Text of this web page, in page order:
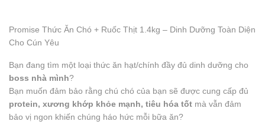
Promise Thức Ăn Chó + Ruốc Thịt 1.4kg – Dinh Dưỡng Toàn Diện
Cho Cún Yêu
Bạn đang tìm một loại thức ăn hạt/chính đầy đủ dinh dưỡng cho
boss nhà mình?
Bạn muốn đảm bảo rằng chú chó của bạn sẽ được cung cấp đủ
protein, xương khớp khỏe mạnh, tiêu hóa tốt mà vẫn đảm
bảo vị ngon khiến chúng háo hức mỗi bữa ăn?